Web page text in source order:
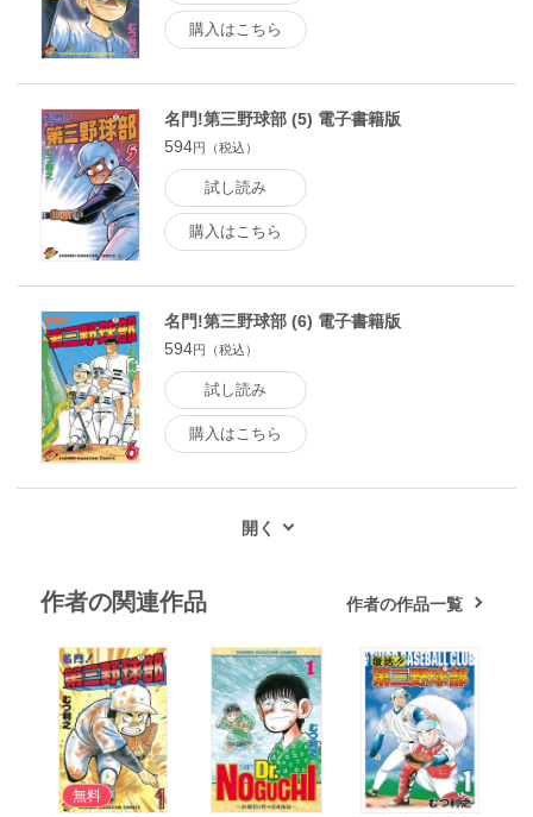
購入はこちら
名門!第三野球部 (5) 電子書籍版
594円（税込）
試し読み
購入はこちら
名門!第三野球部 (6) 電子書籍版
594円（税込）
試し読み
購入はこちら
作者の関連作品 作者の作品一覧
無料